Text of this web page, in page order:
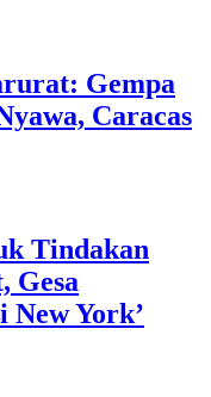
Gempa
Caracas
Tindakan
Gesa
New York’